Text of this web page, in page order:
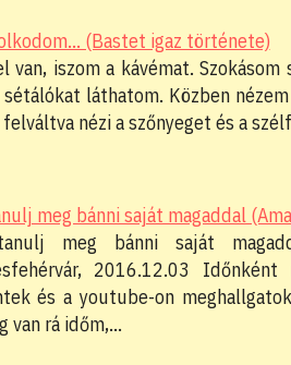
(Bastet igaz története)
van, iszom a kávémat.
sétálókat láthatom. Közben
felváltva nézi a szőnyeget és a
meg bánni saját magaddal
meg bánni saját
2016.12.03
és a youtube-on
van rá időm,…